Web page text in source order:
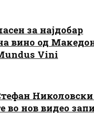
за најдобар
вино од
Vini
во нов видео